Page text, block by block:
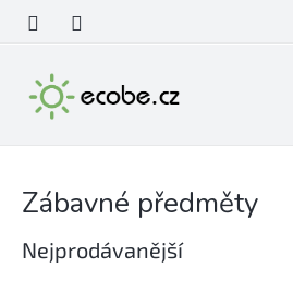
obsah
Zábavné předměty
Nejprodávanější